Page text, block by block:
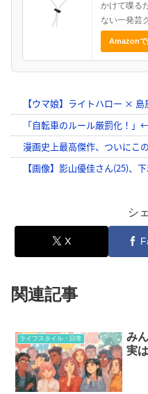
かけて喋る
ない一発芸
Amazonで
シ
X
関連記事
ライフスタイル・日常
み
実